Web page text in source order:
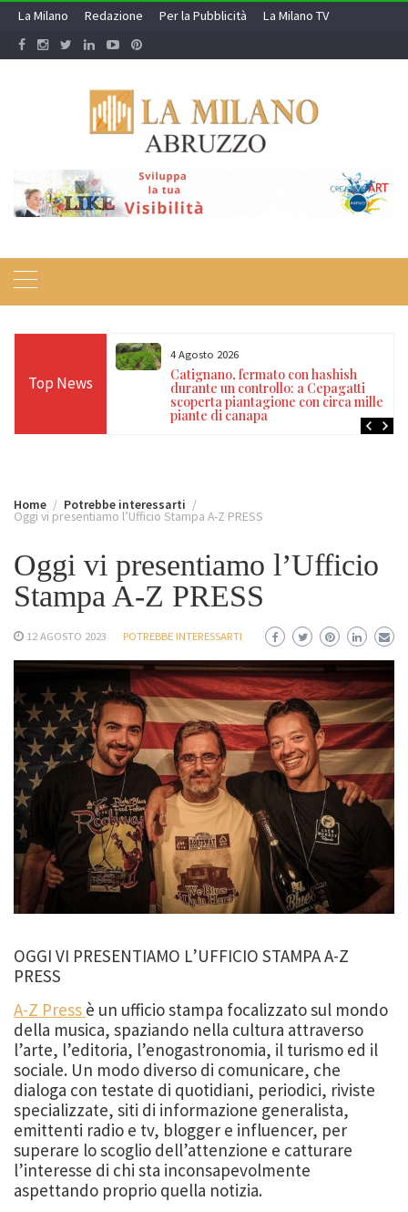
Skip
content
La Milano Redazione Per la Pubblicità La Milano TV
Top News
mirino degli
dopo tre
4 Agosto 2026
Catignano, fermato con hashish
durante un controllo: a Cepagatti
scoperta piantagione con circa mille
piante di canapa
Home Potrebbe interessarti
Oggi vi presentiamo l’Ufficio Stampa A-Z PRESS
Oggi vi presentiamo l’Ufficio
Stampa A-Z PRESS
12 AGOSTO 2023 POTREBBE INTERESSARTI
OGGI VI PRESENTIAMO L’UFFICIO STAMPA A-Z
PRESS
A-Z Press è un ufficio stampa focalizzato sul mondo
della musica, spaziando nella cultura attraverso
l’arte, l’editoria, l’enogastronomia, il turismo ed il
sociale. Un modo diverso di comunicare, che
dialoga con testate di quotidiani, periodici, riviste
specializzate, siti di informazione generalista,
emittenti radio e tv, blogger e influencer, per
superare lo scoglio dell’attenzione e catturare
l’interesse di chi sta inconsapevolmente
aspettando proprio quella notizia.